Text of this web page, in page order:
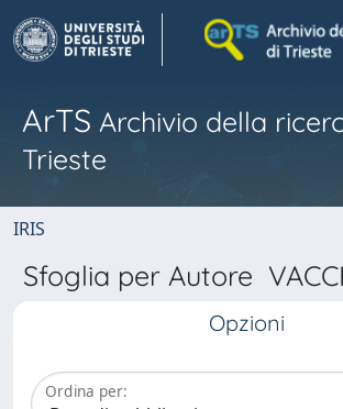
ArTS Archivio della
Trieste
IRIS
Sfoglia per Autore
Opzioni
Ordina per: